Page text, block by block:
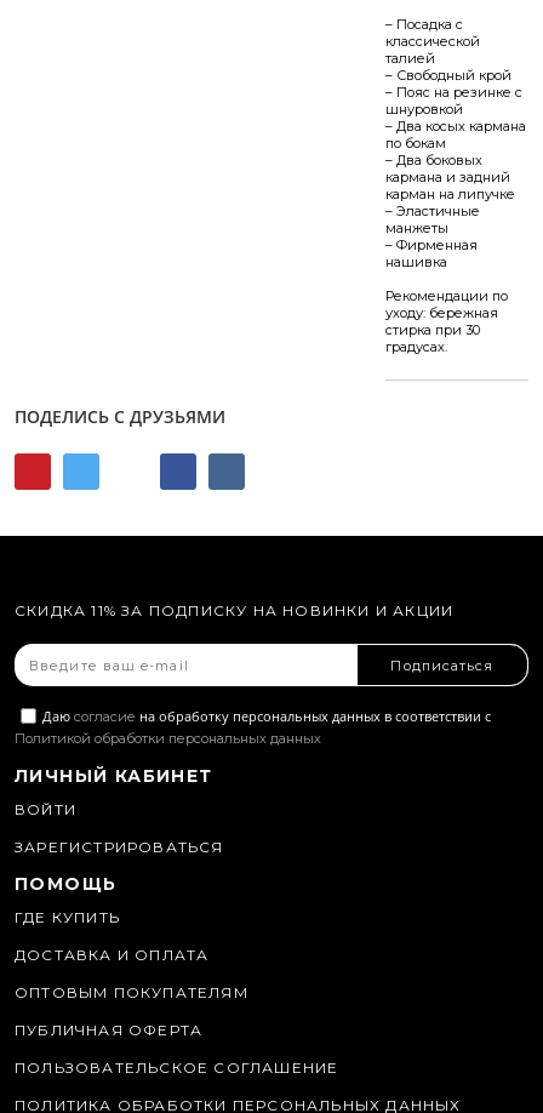
– Посадка с
классической
талией
– Свободный крой
– Пояс на резинке с
шнуровкой
– Два косых кармана
по бокам
– Два боковых
кармана и задний
карман на липучке
– Эластичные
манжеты
– Фирменная
нашивка
Рекомендации по
уходу: бережная
стирка при 30
градусах.
ПОДЕЛИСЬ С ДРУЗЬЯМИ
СКИДКА 11% ЗА ПОДПИСКУ НА НОВИНКИ И АКЦИИ
Подписаться
Даю согласие на обработку персональных данных в соответствии с
Политикой обработки персональных данных
ЛИЧНЫЙ КАБИНЕТ
ВОЙТИ
ЗАРЕГИСТРИРОВАТЬСЯ
ПОМОЩЬ
ГДЕ КУПИТЬ
ДОСТАВКА И ОПЛАТА
ОПТОВЫМ ПОКУПАТЕЛЯМ
ПУБЛИЧНАЯ ОФЕРТА
ПОЛЬЗОВАТЕЛЬСКОЕ СОГЛАШЕНИЕ
ПОЛИТИКА ОБРАБОТКИ ПЕРСОНАЛЬНЫХ ДАННЫХ